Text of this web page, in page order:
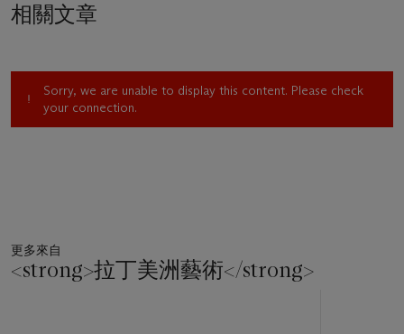
相關文章
Sorry, we are unable to display this content. Please check
your connection.
更多來自
<strong>拉丁美洲藝術</strong>